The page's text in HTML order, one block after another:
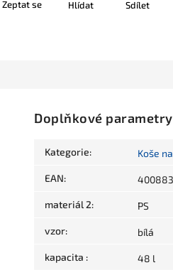
Zeptat se Hlídat Sdílet
Doplňkové parametry
Kategorie: Koše
EAN:
materiál 2: PS
vzor: bílá
kapacita : 48 l